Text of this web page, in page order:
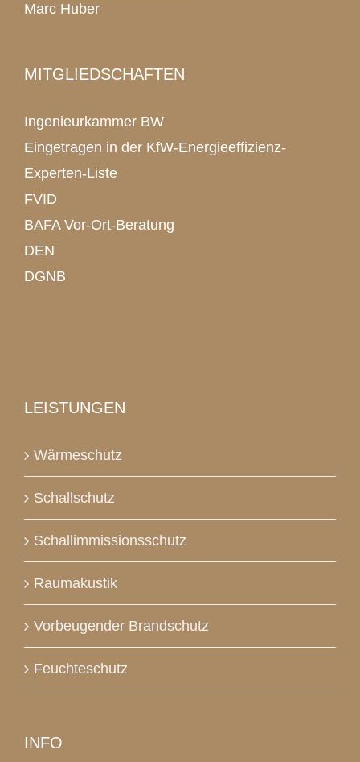
Marc Huber
MITGLIEDSCHAFTEN
Ingenieurkammer BW
Eingetragen in der KfW-Energieeffizienz-
Experten-Liste
FVID
BAFA Vor-Ort-Beratung
DEN
DGNB
LEISTUNGEN
Wärmeschutz
Schallschutz
Schallimmissionsschutz
Raumakustik
Vorbeugender Brandschutz
Feuchteschutz
INFO